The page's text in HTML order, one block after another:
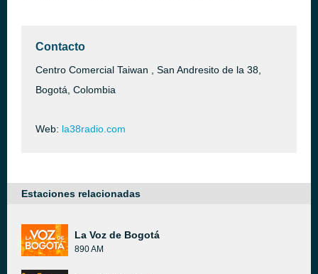
Contacto
Centro Comercial Taiwan , San Andresito de la 38,
Bogotá, Colombia
Web: la38radio.com
Estaciones relacionadas
La Voz de Bogotá
890 AM